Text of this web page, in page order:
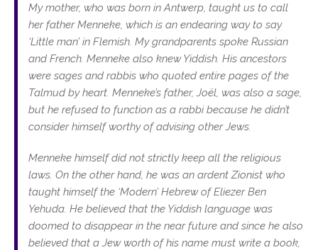
My mother, who was born in Antwerp, taught us to call
her father Menneke, which is an endearing way to say
‘Little man’ in Flemish. My grandparents spoke Russian
and French. Menneke also knew Yiddish. His ancestors
were sages and rabbis who quoted entire pages of the
Talmud by heart. Menneke’s father, Joël, was also a sage,
but he refused to function as a rabbi because he didn’t
consider himself worthy of advising other Jews.
Menneke himself did not strictly keep all the religious
laws. On the other hand, he was an ardent Zionist who
taught himself the ‘Modern’ Hebrew of Eliezer Ben
Yehuda. He believed that the Yiddish language was
doomed to disappear in the near future and since he also
believed that a Jew worth of his name must write a book,